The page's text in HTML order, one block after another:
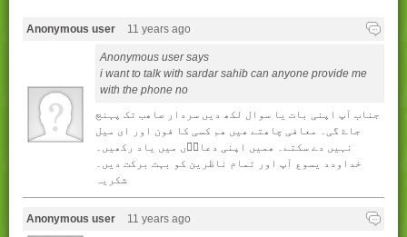
Anonymous user 11 years ago
Anonymous user says
i want to talk with sardar sahib can anyone provide me
with the phone no
جناب آپ اپنی بات يا سوال لکھ ديں سردار صاھب تک پہنچ
جاۓ گی۔ معافی چاھتے ھيں ھم کسی کا فون اور ای ميل
نہيں دے سکتے۔ ھميں اپنی دعاوۢں ميں ياد رکھيں۔
خداودد يسوع آپ اور تمام ناظرين کو بہت برکت ديں۔
شکريہ
Anonymous user 11 years ago